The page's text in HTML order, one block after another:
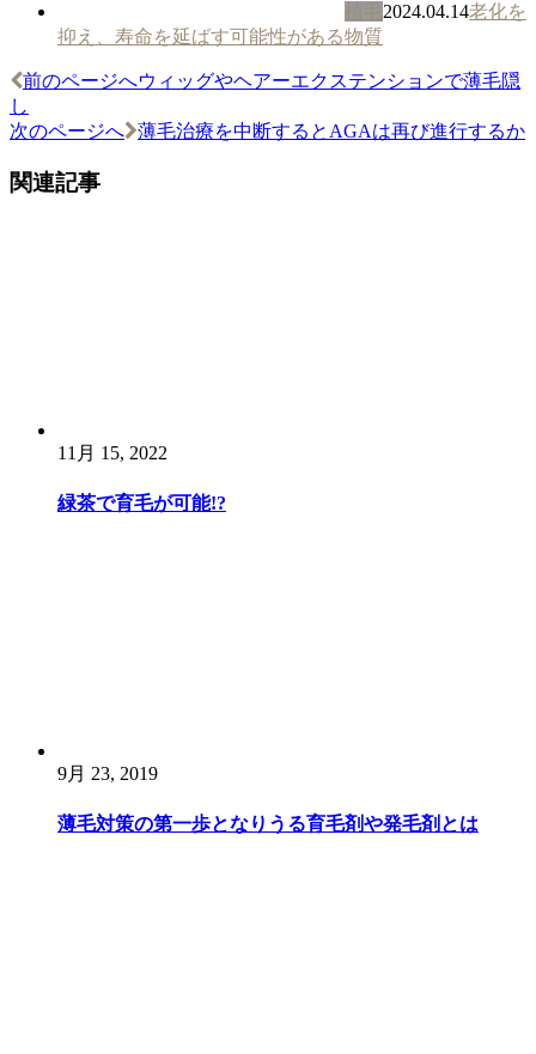
植毛 2024.04.14老化を
抑え、寿命を延ばす可能性がある物質
投
稿
ナ
ビ
前のページへウィッグやヘアーエクステンションで薄毛隠
し
次のページへ
薄毛治療を中断するとAGAは再び進行するか
関連記事
11月 15, 2022
緑茶で育毛が可能!?
9月 23, 2019
薄毛対策の第一歩となりうる育毛剤や発毛剤とは